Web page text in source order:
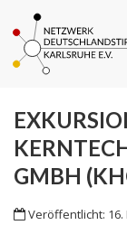
GMBH
Veröffentlicht: 16.